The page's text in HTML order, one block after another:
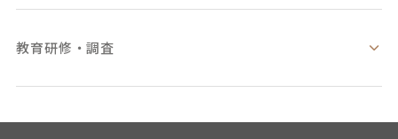
教育研修・調査